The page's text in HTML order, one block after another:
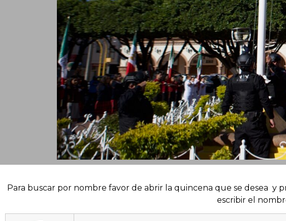
Para buscar por nombre favor de abrir la quincena que se desea y
escribir el